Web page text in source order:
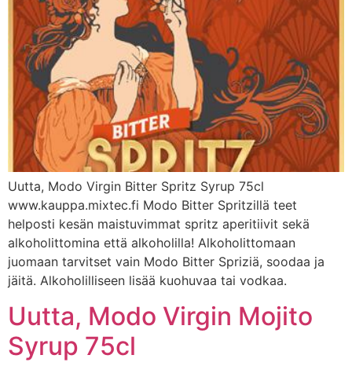
Uutta, Modo Virgin Bitter Spritz Syrup 75cl
www.kauppa.mixtec.fi Modo Bitter Spritzillä teet
helposti kesän maistuvimmat spritz aperitiivit sekä
alkoholittomina että alkoholilla! Alkoholittomaan
juomaan tarvitset vain Modo Bitter Spriziä, soodaa ja
jäitä. Alkoholilliseen lisää kuohuvaa tai vodkaa.
Uutta, Modo Virgin Mojito
Syrup 75cl